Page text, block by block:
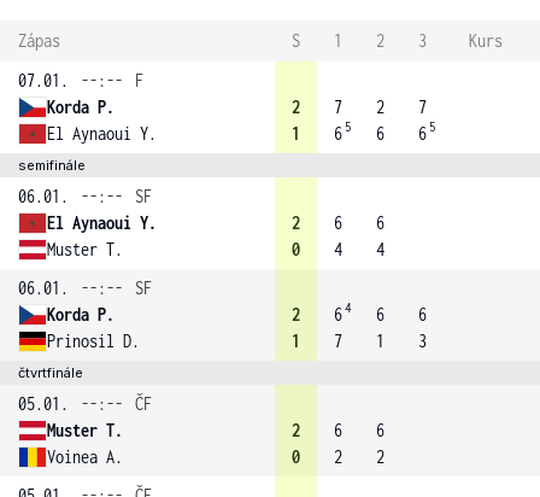
Zápas S 1 2 3
Kurs
07.01.
--:--
F
Korda P.
El Aynaoui Y.
2
1
7
6 5
2
6
7
6 5
semifinále
06.01. --:--
SF
El Aynaoui Y.
Muster T.
2
0
6
4
6
4
06.01.
--:--
SF
Korda P.
Prinosil D.
2
1
64
7
6
1
6
3
čtvrtfinále
05.01. --:--
ČF
Muster T.
Voinea A.
2
0
6
2
6
2